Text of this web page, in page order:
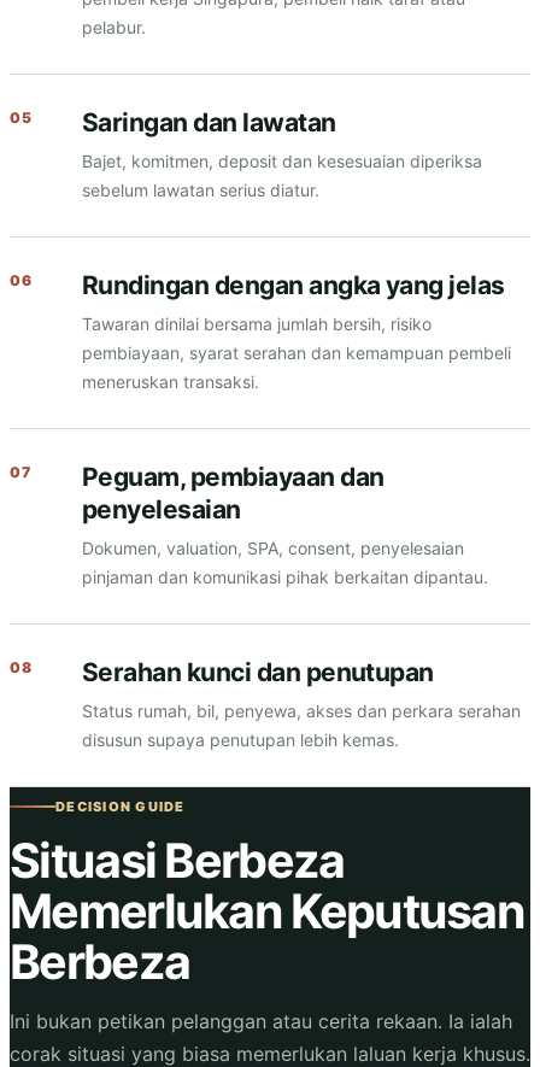
pelabur.
Saringan dan lawatan
Bajet, komitmen, deposit dan kesesuaian diperiksa
sebelum lawatan serius diatur.
Rundingan dengan angka yang jelas
Tawaran dinilai bersama jumlah bersih, risiko
pembiayaan, syarat serahan dan kemampuan pembeli
meneruskan transaksi.
Peguam, pembiayaan dan
penyelesaian
Dokumen, valuation, SPA, consent, penyelesaian
pinjaman dan komunikasi pihak berkaitan dipantau.
Serahan kunci dan penutupan
Status rumah, bil, penyewa, akses dan perkara serahan
disusun supaya penutupan lebih kemas.
DECISION GUIDE
Situasi Berbeza
Memerlukan Keputusan
Berbeza
Ini bukan petikan pelanggan atau cerita rekaan. Ia ialah
corak situasi yang biasa memerlukan laluan kerja khusus.